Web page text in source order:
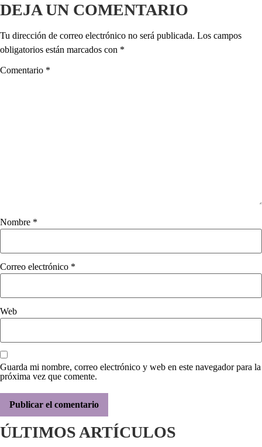
DEJA UN COMENTARIO
Tu dirección de correo electrónico no será publicada. Los campos
obligatorios están marcados con *
Comentario *
Nombre *
Correo electrónico *
Web
Guarda mi nombre, correo electrónico y web en este navegador para la
próxima vez que comente.
ÚLTIMOS ARTÍCULOS